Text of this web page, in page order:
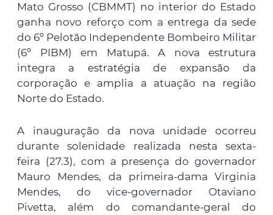
Mato Grosso (CBMMT) no interior do Estado
ganha novo reforço com a entrega da sede
do 6º Pelotão Independente Bombeiro Militar
(6º PIBM) em Matupá. A nova estrutura
integra a estratégia de expansão da
corporação e amplia a atuação na região
Norte do Estado.
A inauguração da nova unidade ocorreu
durante solenidade realizada nesta sexta-
feira (27.3), com a presença do governador
Mauro Mendes, da primeira-dama Virginia
Mendes, do vice-governador Otaviano
Pivetta, além do comandante-geral do